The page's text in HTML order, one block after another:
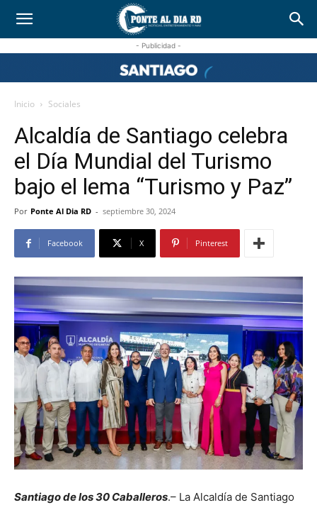
- Publicidad -
Inicio Sociales
Alcaldía de Santiago celebra
el Día Mundial del Turismo
bajo el lema “Turismo y Paz”
Por Ponte Al Dia RD - septiembre 30, 2024
Facebook X Pinterest
Santiago de los 30 Caballeros.– La Alcaldía de Santiago